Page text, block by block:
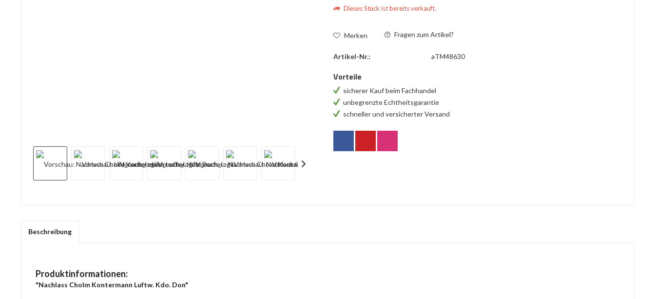
Dieses Stück ist bereits verkauft.
Merken Fragen zum Artikel?
Artikel-Nr.: aTM48630
Vorteile
sicherer Kauf beim Fachhandel
unbegrenzte Echtheitsgarantie
schneller und versicherter Versand
Beschreibung
Produktinformationen:
"Nachlass Cholm Kontermann Luftw. Kdo. Don"